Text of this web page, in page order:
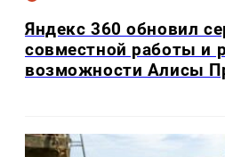
Яндекс 360 обновил
совместной работы и
возможности Алисы